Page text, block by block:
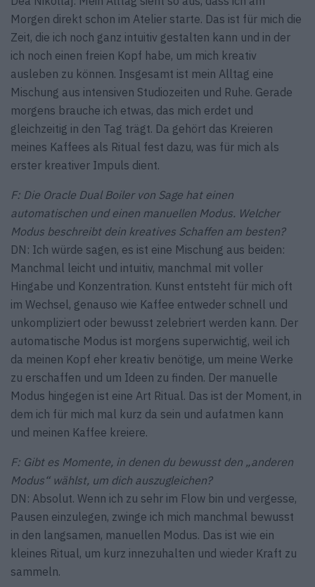
Morgen direkt schon im Atelier starte. Das ist für mich die
Zeit, die ich noch ganz intuitiv gestalten kann und in der
ich noch einen freien Kopf habe, um mich kreativ
ausleben zu können. Insgesamt ist mein Alltag eine
Mischung aus intensiven Studiozeiten und Ruhe. Gerade
morgens brauche ich etwas, das mich erdet und
gleichzeitig in den Tag trägt. Da gehört das Kreieren
meines Kaffees als Ritual fest dazu, was für mich als
erster kreativer Impuls dient.
F: Die Oracle Dual Boiler von Sage hat einen
automatischen und einen manuellen Modus. Welcher
Modus beschreibt dein kreatives Schaffen am besten?
DN: Ich würde sagen, es ist eine Mischung aus beiden:
Manchmal leicht und intuitiv, manchmal mit voller
Hingabe und Konzentration. Kunst entsteht für mich oft
im Wechsel, genauso wie Kaffee entweder schnell und
unkompliziert oder bewusst zelebriert werden kann. Der
automatische Modus ist morgens superwichtig, weil ich
da meinen Kopf eher kreativ benötige, um meine Werke
zu erschaffen und um Ideen zu finden. Der manuelle
Modus hingegen ist eine Art Ritual. Das ist der Moment, in
dem ich für mich mal kurz da sein und aufatmen kann
und meinen Kaffee kreiere.
F: Gibt es Momente, in denen du bewusst den „anderen
Modus“ wählst, um dich auszugleichen?
DN: Absolut. Wenn ich zu sehr im Flow bin und vergesse,
Pausen einzulegen, zwinge ich mich manchmal bewusst
in den langsamen, manuellen Modus. Das ist wie ein
kleines Ritual, um kurz innezuhalten und wieder Kraft zu
sammeln.